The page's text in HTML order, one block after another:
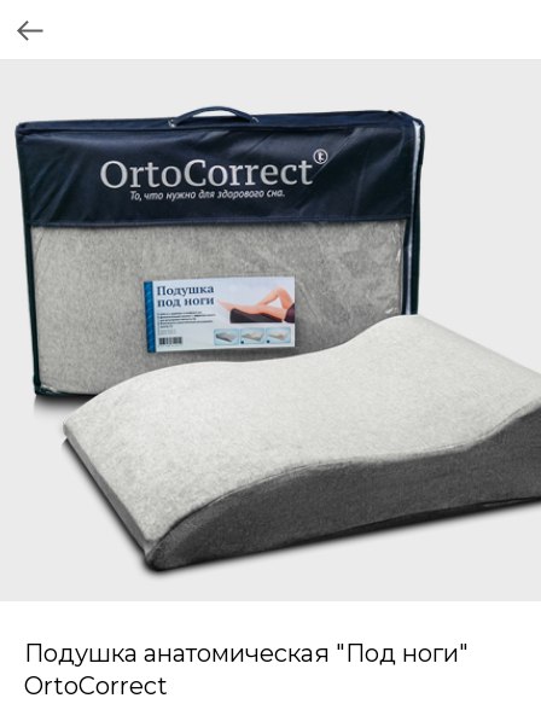
Подушка анатомическая "Под ноги"
OrtoCorrect